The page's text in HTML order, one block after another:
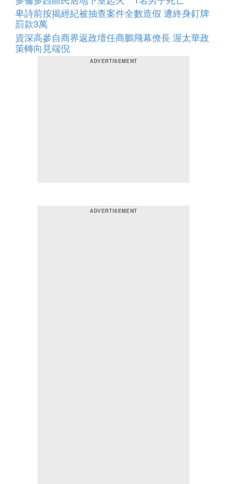
卑詩前按揭經紀被抽查案件全數造假 遭終身釘牌
罰款3萬
資深高參自商界返政壇任商鵬飛幕僚長 渥太華政
策轉向見端倪